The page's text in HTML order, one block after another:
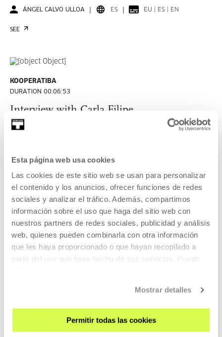
Esta página web usa cookies
Las cookies de este sitio web se usan para personalizar
el contenido y los anuncios, ofrecer funciones de redes
sociales y analizar el tráfico. Además, compartimos
información sobre el uso que haga del sitio web con
nuestros partners de redes sociales, publicidad y análisis
web, quienes pueden combinarla con otra información
que les haya proporcionado o que hayan recopilado a
partir del uso que haya hecho de sus servicios. Puede
Mostrar detalles
Permitir todas las cookies
ÁNGEL CALVO ULLOA ES EU | ES | EN
SEE
KOOPERATIBA
DURATION 00:06:53
Interview with Carla Filipe
CARLA FILIPE
KOOPERATIBA
DURATION 00:06:49
Interview with Taxio Ardanaz
TAXIO ARDANAZ ES EU | ES | EN
SEE ALL CONTENT